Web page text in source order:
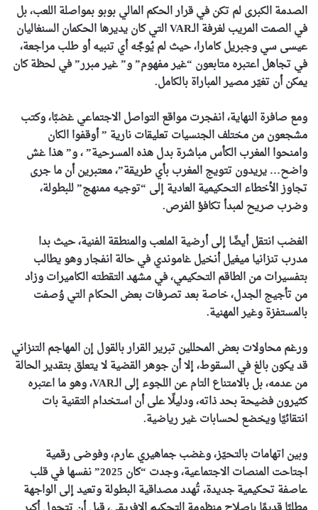
الصدمة الكبرى لم تكن في قرار الحكم المالي بوبو بمواصلة اللعب، بل
في الصمت المريب لغرفة الـVAR التي كان يديرها الحكمان السنغاليان
عيسى سي وجبريل كامارا، حيث لم يُوجَّه أي تنبيه أو طلب مراجعة،
في تجاهل اعتبره متابعون “غير مفهوم” و” غير مبرر” في لحظة كان
يمكن أن تغيّر مصير المباراة بالكامل.
ومع صافرة النهاية، انفجرت مواقع التواصل الاجتماعي غضبًا، وكتب
مشجعون من مختلف الجنسيات تعليقات نارية ” أوقفوا الكان
وامنحوا المغرب الكأس مباشرة بدل هذه المسرحية” ، و” هذا غش
واضح… يريدون تتويج المغرب بأي طريقة”، معتبرين أن ما جرى
تجاوز الأخطاء التحكيمية العادية إلى “توجيه ممنهج” للبطولة،
وضرب صريح لمبدأ تكافؤ الفرص.
الغضب انتقل أيضًا إلى أرضية الملعب والمنطقة الفنية، حيث بدا
مدرب تنزانيا ميغيل أنخيل غاموندي في حالة انفجار وهو يطالب
بتفسيرات من الطاقم التحكيمي، في مشهد التقطته الكاميرات وزاد
من تأجيج الجدل، خاصة بعد تصرفات بعض الحكام التي وُصفت
بالمستفزة وغير المهنية.
ورغم محاولات بعض المحللين تبرير القرار بالقول إن المهاجم التنزاني
قد يكون بالغ في السقوط، إلا أن جوهر القضية لا يتعلق بتقدير الحالة
من عدمه، بل بالامتناع التام عن اللجوء إلى الـVAR، وهو ما اعتبره
كثيرون فضيحة بحد ذاته، ودليلًا على أن استخدام التقنية بات
انتقائيًا ويخضع لحسابات غير رياضية.
وبين اتهامات بالتحيّز، وغضب جماهيري عارم، وفوضى رقمية
اجتاحت المنصات الاجتماعية، وجدت “كان 2025” نفسها في قلب
عاصفة تحكيمية جديدة، تُهدد مصداقية البطولة وتعيد إلى الواجهة